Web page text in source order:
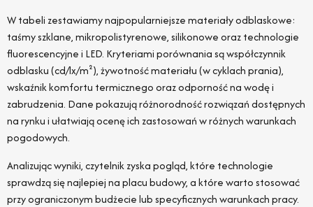
W tabeli zestawiamy najpopularniejsze materiały odblaskowe:
taśmy szklane, mikropolistyrenowe, silikonowe oraz technologie
fluorescencyjne i LED. Kryteriami porównania są współczynnik
odblasku (cd/lx/m²), żywotność materiału (w cyklach prania),
wskaźnik komfortu termicznego oraz odporność na wodę i
zabrudzenia. Dane pokazują różnorodność rozwiązań dostępnych
na rynku i ułatwiają ocenę ich zastosowań w różnych warunkach
pogodowych.
Analizując wyniki, czytelnik zyska pogląd, które technologie
sprawdzą się najlepiej na placu budowy, a które warto stosować
przy ograniczonym budżecie lub specyficznych warunkach pracy.